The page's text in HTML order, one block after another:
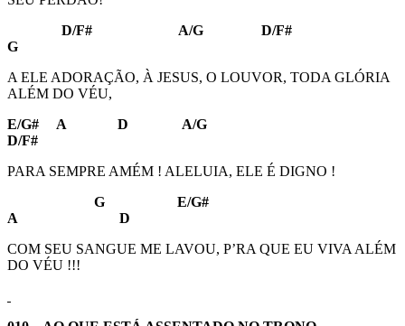
D/F# A/G D/F#
G
A ELE ADORAÇÃO, À JESUS, O LOUVOR, TODA GLÓRIA
ALÉM DO VÉU,
E/G# A D A/G
D/F#
PARA SEMPRE AMÉM ! ALELUIA, ELE É DIGNO !
G E/G#
A D
COM SEU SANGUE ME LAVOU, P’RA QUE EU VIVA ALÉM
DO VÉU !!!